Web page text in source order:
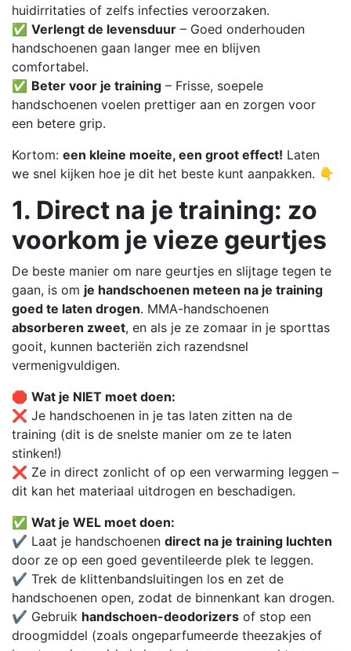
huidirritaties of zelfs infecties veroorzaken.
✅ Verlengt de levensduur – Goed onderhouden
handschoenen gaan langer mee en blijven
comfortabel.
✅ Beter voor je training – Frisse, soepele
handschoenen voelen prettiger aan en zorgen voor
een betere grip.
Kortom: een kleine moeite, een groot effect! Laten
we snel kijken hoe je dit het beste kunt aanpakken. 👇
1. Direct na je training: zo
voorkom je vieze geurtjes
De beste manier om nare geurtjes en slijtage tegen te
gaan, is om je handschoenen meteen na je training
goed te laten drogen. MMA-handschoenen
absorberen zweet, en als je ze zomaar in je sporttas
gooit, kunnen bacteriën zich razendsnel
vermenigvuldigen.
🛑 Wat je NIET moet doen:
❌ Je handschoenen in je tas laten zitten na de
training (dit is de snelste manier om ze te laten
stinken!)
❌ Ze in direct zonlicht of op een verwarming leggen –
dit kan het materiaal uitdrogen en beschadigen.
✅ Wat je WEL moet doen:
✔ Laat je handschoenen direct na je training luchten
door ze op een goed geventileerde plek te leggen.
✔ Trek de klittenbandsluitingen los en zet de
handschoenen open, zodat de binnenkant kan drogen.
✔ Gebruik handschoen-deodorizers of stop een
droogmiddel (zoals ongeparfumeerde theezakjes of